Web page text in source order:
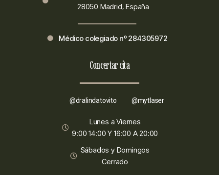
28050 Madrid, España
Médico colegiado nº 284305972
Concertar cita
@dralindatovito @mytlaser
Lunes a Viernes
9:00 14:00 Y 16:00 A 20:00
Sábados y Domingos
Cerrado